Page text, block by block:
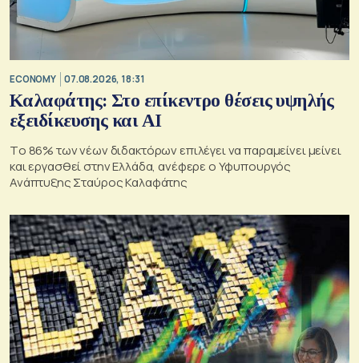
ECONOMY 07.08.2026, 18:31
Καλαφάτης: Στο επίκεντρο θέσεις υψηλής
εξειδίκευσης και AI
Tο 86% των νέων διδακτόρων επιλέγει να παραμείνει μείνει
και εργασθεί στην Ελλάδα, ανέφερε ο Υφυπουργός
Ανάπτυξης Σταύρος Καλαφάτης